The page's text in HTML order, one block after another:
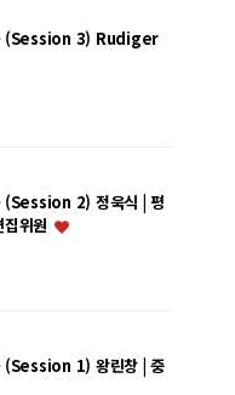
- (Session 3) Rudiger
(Session 2) 정욱식 | 평
위원
(Session 1) 왕린창 | 중